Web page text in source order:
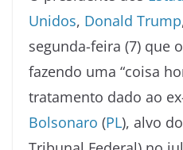
Unidos, Donald Trump
segunda-feira (7) que
fazendo uma “coisa
tratamento dado ao
Bolsonaro (PL), alvo do